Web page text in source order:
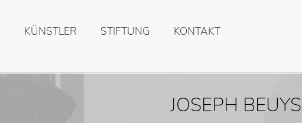
KÜNSTLER STIFTUNG KONTAKT
JOSEPH BEUYS